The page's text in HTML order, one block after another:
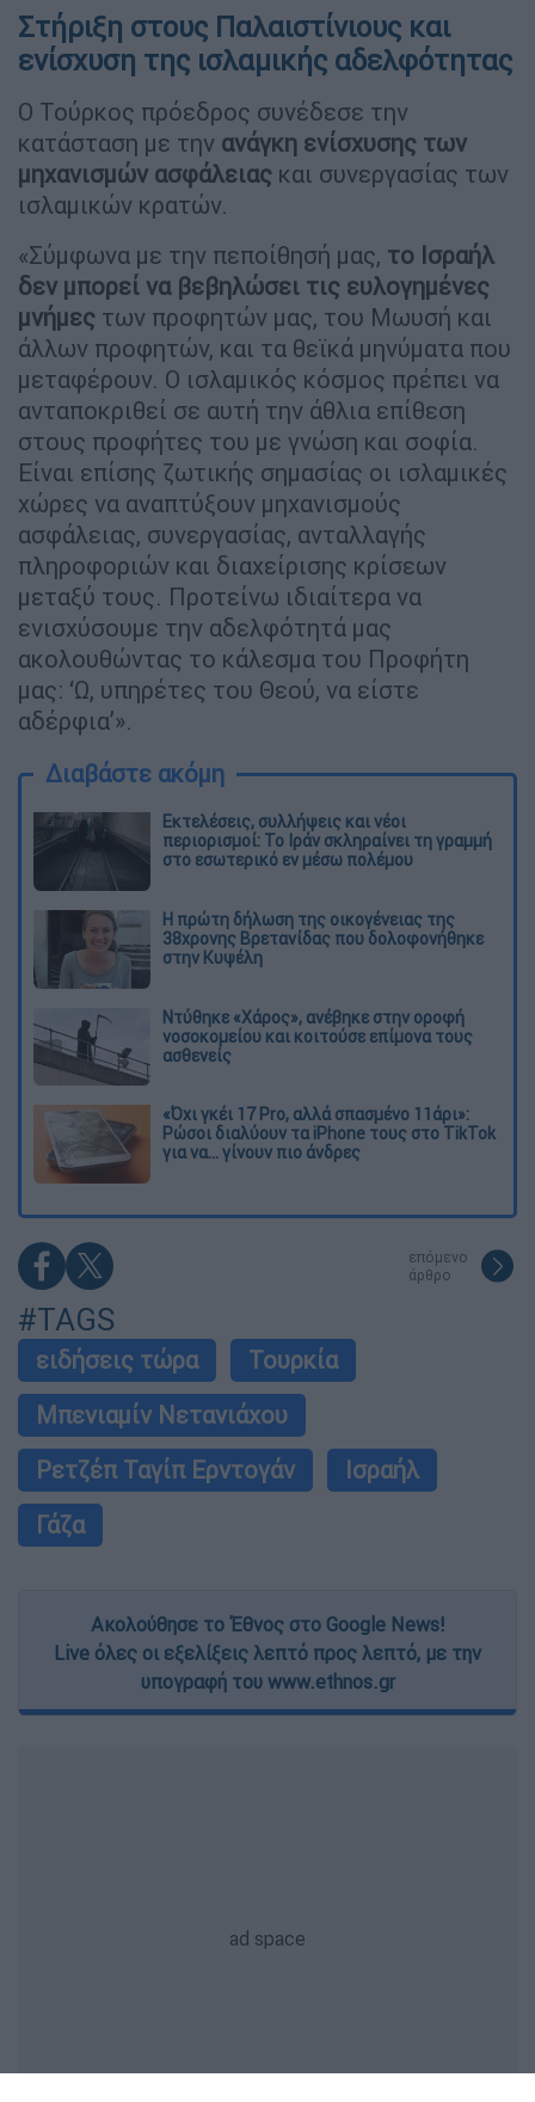
Στήριξη στους Παλαιστίνιους και
ενίσχυση της ισλαμικής αδελφότητας
Ο Τούρκος πρόεδρος συνέδεσε την
κατάσταση με την ανάγκη ενίσχυσης των
μηχανισμών ασφάλειας και συνεργασίας των
ισλαμικών κρατών.
«Σύμφωνα με την πεποίθησή μας, το Ισραήλ
δεν μπορεί να βεβηλώσει τις ευλογημένες
μνήμες των προφητών μας, του Μωυσή και
άλλων προφητών, και τα θεϊκά μηνύματα που
μεταφέρουν. Ο ισλαμικός κόσμος πρέπει να
ανταποκριθεί σε αυτή την άθλια επίθεση
στους προφήτες του με γνώση και σοφία.
Είναι επίσης ζωτικής σημασίας οι ισλαμικές
χώρες να αναπτύξουν μηχανισμούς
ασφάλειας, συνεργασίας, ανταλλαγής
πληροφοριών και διαχείρισης κρίσεων
μεταξύ τους. Προτείνω ιδιαίτερα να
ενισχύσουμε την αδελφότητά μας
ακολουθώντας το κάλεσμα του Προφήτη
μας: ‘Ω, υπηρέτες του Θεού, να είστε
αδέρφια’».
Διαβάστε ακόμη
Εκτελέσεις, συλλήψεις και νέοι
περιορισμοί: Το Ιράν σκληραίνει τη γραμμή
στο εσωτερικό εν μέσω πολέμου
Η πρώτη δήλωση της οικογένειας της
38χρονης Βρετανίδας που δολοφονήθηκε
στην Κυψέλη
Ντύθηκε «Χάρος», ανέβηκε στην οροφή
νοσοκομείου και κοιτούσε επίμονα τους
ασθενείς
«Όχι γκέι 17 Pro, αλλά σπασμένο 11άρι»:
Ρώσοι διαλύουν τα iPhone τους στο TikTok
για να... γίνουν πιο άνδρες
επόμενο
άρθρο
#TAGS
ειδήσεις τώρα
Τουρκία
Μπενιαμίν Νετανιάχου
Ρετζέπ Ταγίπ Ερντογάν
Ισραήλ
Γάζα
Ακολούθησε το Έθνος στο Google News!
Live όλες οι εξελίξεις λεπτό προς λεπτό, με την
υπογραφή του www.ethnos.gr